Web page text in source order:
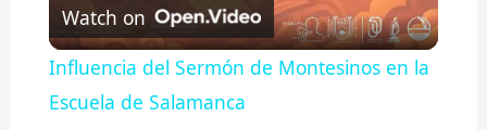
Video
Watch on
Influencia del Sermón de Montesinos en la
Escuela de Salamanca